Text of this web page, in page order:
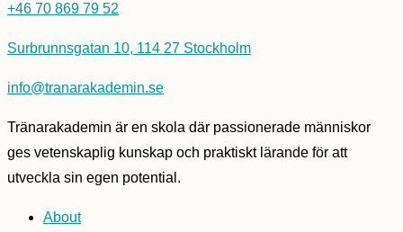
+46 70 869 79 52
Surbrunnsgatan 10, 114 27 Stockholm
info@tranarakademin.se
Tränarakademin är en skola där passionerade människor
ges vetenskaplig kunskap och praktiskt lärande för att
utveckla sin egen potential.
About